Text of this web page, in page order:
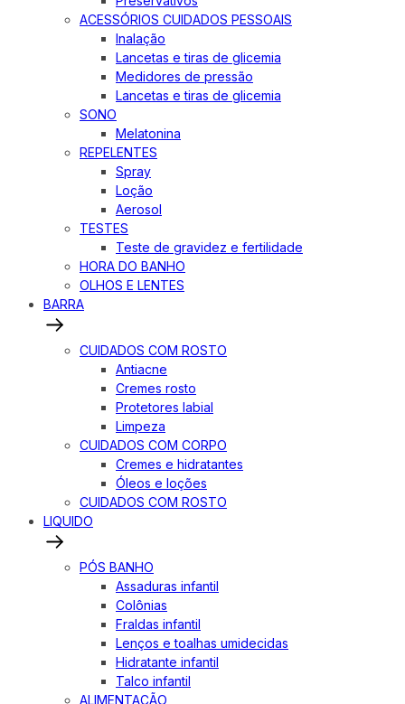
ACESSÓRIOS CUIDADOS PESSOAIS
Inalação
Lancetas e tiras de glicemia
Medidores de pressão
Lancetas e tiras de glicemia
SONO
Melatonina
REPELENTES
Spray
Loção
Aerosol
TESTES
Teste de gravidez e fertilidade
HORA DO BANHO
OLHOS E LENTES
BARRA
CUIDADOS COM ROSTO
Antiacne
Cremes rosto
Protetores labial
Limpeza
CUIDADOS COM CORPO
Cremes e hidratantes
Óleos e loções
CUIDADOS COM ROSTO
LIQUIDO
PÓS BANHO
Assaduras infantil
Colônias
Fraldas infantil
Lenços e toalhas umidecidas
Hidratante infantil
Talco infantil
ALIMENTAÇÃO